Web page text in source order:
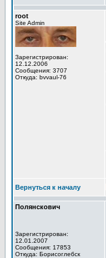
root
Site Admin
Зарегистрирован:
12.12.2006
Сообщения: 3707
Откуда: bvvaul-76
Вернуться к началу
Полянскович
Зарегистрирован:
12.01.2007
Сообщения: 17853
Откуда: Борисоглебск